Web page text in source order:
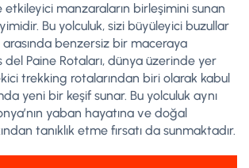
etkileyici manzaraların birleşimini sunan
Bu yolculuk, sizi büyüleyici buzullar
benzersiz bir maceraya
del Paine Rotaları, dünya üzerinde yer
trekking rotalarından biri olarak kabul
yeni bir keşif sunar. Bu yolculuk aynı
yaban hayatına ve doğal
tanıklık etme fırsatı da sunmaktadır.